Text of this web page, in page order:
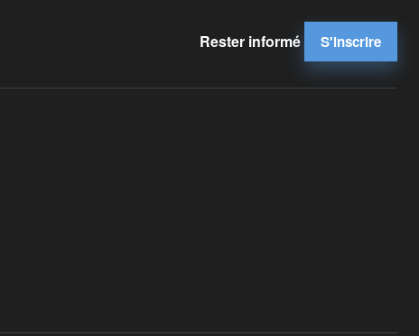
Rester informé S'inscrire